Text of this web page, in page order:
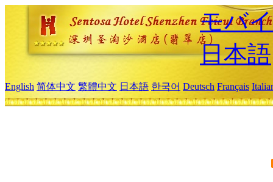
モバ
日本語
English 简体中文 繁體中文 日本語 한국어 Deutsch Français